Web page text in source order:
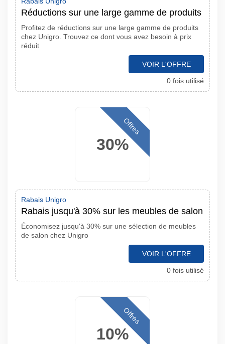
Réductions sur une large gamme de produits
Profitez de réductions sur une large gamme de produits
chez Unigro. Trouvez ce dont vous avez besoin à prix
réduit
VOIR L'OFFRE
0 fois utilisé
30%
Offres
Rabais Unigro
Rabais jusqu'à 30% sur les meubles de salon
Économisez jusqu'à 30% sur une sélection de meubles
de salon chez Unigro
VOIR L'OFFRE
0 fois utilisé
10%
Offres